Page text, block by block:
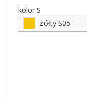
kolor S
żółty S05